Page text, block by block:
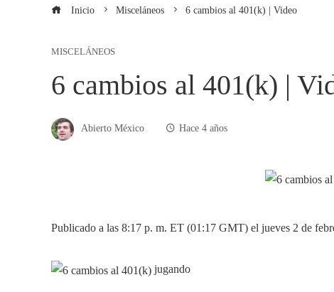
Inicio Misceláneos 6 cambios al 401(k) | Video
MISCELÁNEOS
6 cambios al 401(k) |
Abierto México Hace 4 años
Publicado a las 8:17 p. m. ET (01:17 GMT) el jueves 2 de
jugando